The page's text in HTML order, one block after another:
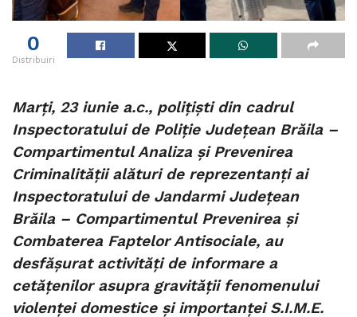
0
Distribuiri
Marți, 23 iunie a.c., polițiști din cadrul
Inspectoratului de Poliție Județean Brăila –
Compartimentul Analiza și Prevenirea
Criminalității alături de reprezentanți ai
Inspectoratului de Jandarmi Județean
Brăila – Compartimentul Prevenirea și
Combaterea Faptelor Antisociale, au
desfășurat activități de informare a
cetățenilor asupra gravității fenomenului
violenței domestice și importanței S.I.M.E.